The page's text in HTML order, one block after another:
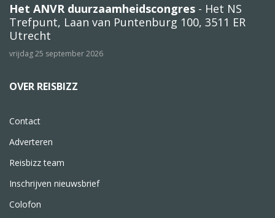
Het ANVR duurzaamheidscongres - Het NS
Trefpunt, Laan van Puntenburg 100, 3511 ER
Utrecht
vrijdag 25 september 2026
OVER REISBIZZ
Contact
Adverteren
Reisbizz team
Inschrijven nieuwsbrief
Colofon